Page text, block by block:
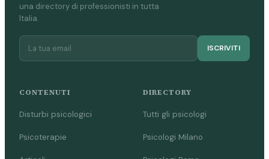
una directory di professionisti in tutta
Italia.
ISCRIVITI
CONTENUTI
Disturbi psicologici
Psicoterapie
DIRECTORY
Tutti gli psicologi
Psicologi Milano